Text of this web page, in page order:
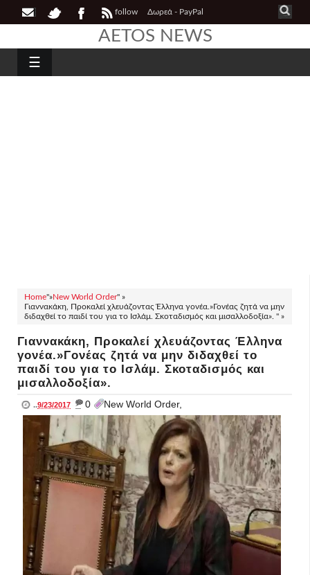
follow Δωρεά - PayPal
AETOS NEWS
☰
Home"»New World Order" »
Γιαννακάκη, Προκαλεί χλευάζοντας Έλληνα γονέα.»Γονέας ζητά να μην
διδαχθεί το παιδί του για το Ισλάμ. Σκοταδισμός και μισαλλοδοξία». " »
Γιαννακάκη, Προκαλεί χλευάζοντας Έλληνα
γονέα.»Γονέας ζητά να μην διδαχθεί το
παιδί του για το Ισλάμ. Σκοταδισμός και
μισαλλοδοξία».
..9/23/2017 _ 0 New World Order,